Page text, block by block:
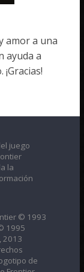
amor a una
ayuda a
juego
la
© 1993
1995
2013
de
Frontier